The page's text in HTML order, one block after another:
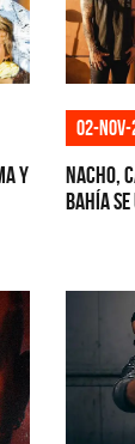
y
02-nov-
Nacho,
Bahía